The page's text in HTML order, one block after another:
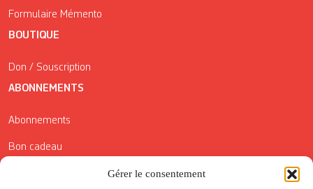
Gérer le consentement
Formulaire Mémento
BOUTIQUE
Don / Souscription
ABONNEMENTS
Abonnements
Bon cadeau
Conditions générales de vente